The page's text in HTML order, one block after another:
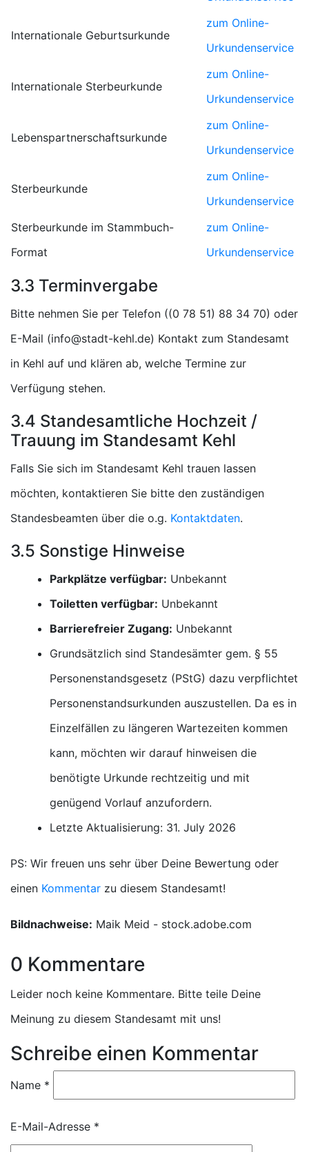
Internationale Geburtsurkunde
zum Online-
Urkundenservice
Internationale Sterbeurkunde
zum Online-
Urkundenservice
Lebenspartnerschaftsurkunde
zum Online-
Urkundenservice
Sterbeurkunde
zum Online-
Urkundenservice
Sterbeurkunde im Stammbuch-
Format
zum Online-
Urkundenservice
3.3 Terminvergabe
Bitte nehmen Sie per Telefon (
) oder
E-Mail (
) Kontakt zum Standesamt
in Kehl auf und klären ab, welche Termine zur
Verfügung stehen.
3.4 Standesamtliche Hochzeit /
Trauung im Standesamt Kehl
Falls Sie sich im Standesamt Kehl trauen lassen
möchten, kontaktieren Sie bitte den zuständigen
Standesbeamten über die o.g. Kontaktdaten.
3.5 Sonstige Hinweise
Parkplätze verfügbar: Unbekannt
Toiletten verfügbar: Unbekannt
Barrierefreier Zugang: Unbekannt
Grundsätzlich sind Standesämter gem. § 55
Personenstandsgesetz (PStG) dazu verpflichtet
Personenstandsurkunden auszustellen. Da es in
Einzelfällen zu längeren Wartezeiten kommen
kann, möchten wir darauf hinweisen die
benötigte Urkunde rechtzeitig und mit
genügend Vorlauf anzufordern.
Letzte Aktualisierung: 31. July 2026
PS: Wir freuen uns sehr über Deine Bewertung oder
einen Kommentar zu diesem Standesamt!
Bildnachweise: Maik Meid - stock.adobe.com
0 Kommentare
Leider noch keine Kommentare. Bitte teile Deine
Meinung zu diesem Standesamt mit uns!
Schreibe einen Kommentar
Name *
E-Mail-Adresse *